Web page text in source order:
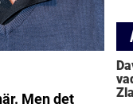
Men det